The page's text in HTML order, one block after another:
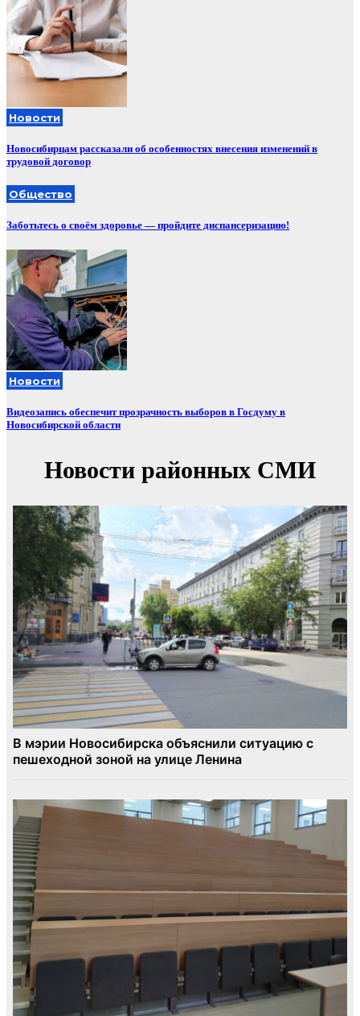
Новости
Новосибирцам рассказали об особенностях внесения изменений в
трудовой договор
Общество
Заботьтесь о своём здоровье — пройдите диспансеризацию!
Новости
Видеозапись обеспечит прозрачность выборов в Госдуму в
Новосибирской области